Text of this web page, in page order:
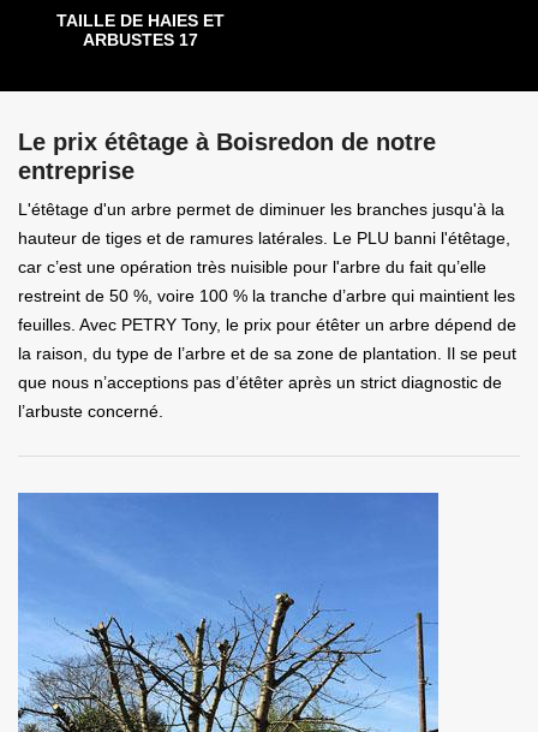
TAILLE DE HAIES ET
ARBUSTES 17
Le prix étêtage à Boisredon de notre
entreprise
L'étêtage d'un arbre permet de diminuer les branches jusqu'à la
hauteur de tiges et de ramures latérales. Le PLU banni l'étêtage,
car c’est une opération très nuisible pour l'arbre du fait qu’elle
restreint de 50 %, voire 100 % la tranche d’arbre qui maintient les
feuilles. Avec PETRY Tony, le prix pour étêter un arbre dépend de
la raison, du type de l’arbre et de sa zone de plantation. Il se peut
que nous n’acceptions pas d’étêter après un strict diagnostic de
l’arbuste concerné.